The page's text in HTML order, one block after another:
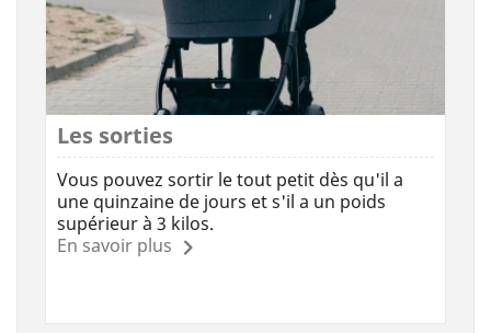
Les sorties
Vous pouvez sortir le tout petit dès qu'il a
une quinzaine de jours et s'il a un poids
supérieur à 3 kilos.
En savoir plus